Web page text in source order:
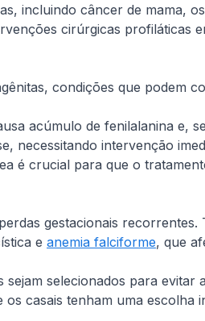
incluindo câncer de mama,
cirúrgicas profiláticas
condições que podem
acúmulo de fenilalanina e,
necessitando intervenção
é crucial para que o
gestacionais
e anemia falciforme, que
selecionados para evitar
casais tenham uma escolha